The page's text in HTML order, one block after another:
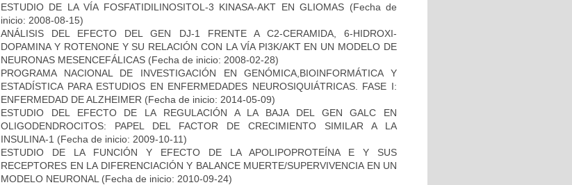
ESTUDIO DE LA VÍA FOSFATIDILINOSITOL-3 KINASA-AKT EN GLIOMAS (Fecha de
inicio: 2008-08-15)
ANÁLISIS DEL EFECTO DEL GEN DJ-1 FRENTE A C2-CERAMIDA, 6-HIDROXI-
DOPAMINA Y ROTENONE Y SU RELACIÓN CON LA VÍA PI3K/AKT EN UN MODELO DE
NEURONAS MESENCEFÁLICAS (Fecha de inicio: 2008-02-28)
PROGRAMA NACIONAL DE INVESTIGACIÓN EN GENÓMICA,BIOINFORMÁTICA Y
ESTADÍSTICA PARA ESTUDIOS EN ENFERMEDADES NEUROSIQUIÁTRICAS. FASE I:
ENFERMEDAD DE ALZHEIMER (Fecha de inicio: 2014-05-09)
ESTUDIO DEL EFECTO DE LA REGULACIÓN A LA BAJA DEL GEN GALC EN
OLIGODENDROCITOS: PAPEL DEL FACTOR DE CRECIMIENTO SIMILAR A LA
INSULINA-1 (Fecha de inicio: 2009-10-11)
ESTUDIO DE LA FUNCIÓN Y EFECTO DE LA APOLIPOPROTEÍNA E Y SUS
RECEPTORES EN LA DIFERENCIACIÓN Y BALANCE MUERTE/SUPERVIVENCIA EN UN
MODELO NEURONAL (Fecha de inicio: 2010-09-24)